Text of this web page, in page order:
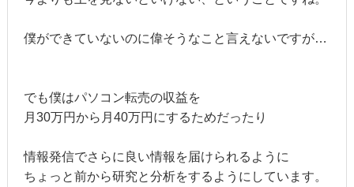
僕ができていないのに偉そうなこと言えないですが…
でも僕はパソコン転売の収益を
月30万円から月40万円にするためだったり
情報発信でさらに良い情報を届けられるように
ちょっと前から研究と分析をするようにしています。